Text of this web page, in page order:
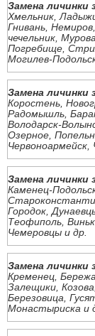
Замена личинки
Хмельник,
Гнивань,
чечельник,
Погребище,
Могилев-
Замена личинки
Коростень,
Радомышль,
Володарск-
Озерное,
Червоноармейск,
Замена личинки
Каменец-
Городок,
Теофиполь,
Чемеровцы и др.
Замена личинки
Кременец,
Залещики,
Березовица,
Монастыриска и